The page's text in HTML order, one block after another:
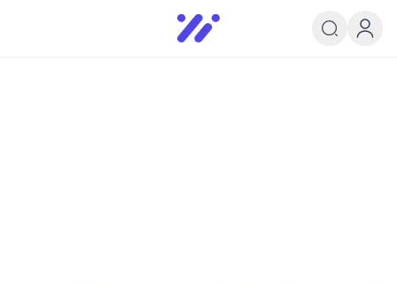
Infoedu
Ta&#039;lim xabarlari va